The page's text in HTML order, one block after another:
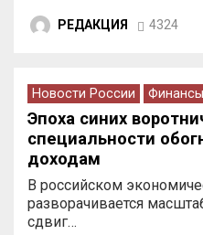
РЕДАКЦИЯ 4324
Новости России Финансы
Эпоха синих
специальности
доходам
В российском
разворачивается
сдвиг…